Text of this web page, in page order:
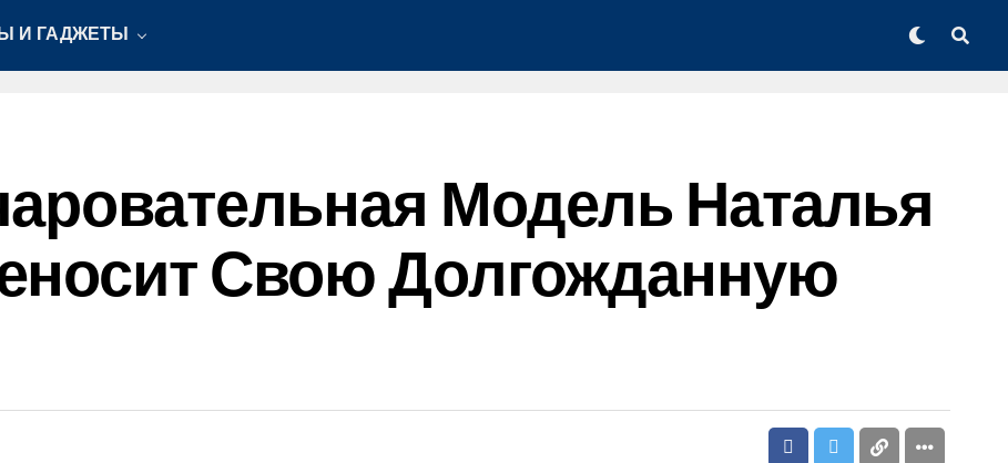
И ГАДЖЕТЫ
Модель Наталья
Свою Долгожданную